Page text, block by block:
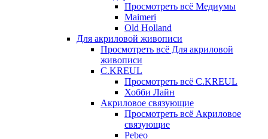
Просмотреть всё Медиумы
Maimeri
Old Holland
Для акриловой живописи
Просмотреть всё Для акриловой
живописи
C.KREUL
Просмотреть всё C.KREUL
Хобби Лайн
Акриловое связующие
Просмотреть всё Акриловое
связующие
Pebeo